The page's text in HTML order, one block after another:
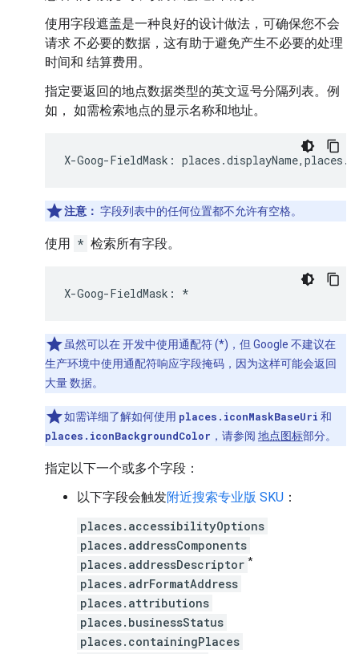
使用字段遮盖是一种良好的设计做法，可确保您不会
请求 不必要的数据，这有助于避免产生不必要的处理
时间和 结算费用。
指定要返回的地点数据类型的英文逗号分隔列表。例
如， 如需检索地点的显示名称和地址。
X-Goog-FieldMask : places .displayName, places .
注意： 字段列表中的任何位置都不允许有空格。
使用 * 检索所有字段。
X-Goog-FieldMask : *
虽然可以在 开发中使用通配符 (*)，但 Google 不建议在
生产环境中使用通配符响应字段掩码，因为这样可能会返回
大量 数据。
如需详细了解如何使用 places.iconMaskBaseUri 和
places.iconBackgroundColor ，请参阅 地点图标部分。
指定以下一个或多个字段：
以下字段会触发附近搜索专业版 SKU ：
places.accessibilityOptions
places.addressComponents
places.addressDescriptor *
places.adrFormatAddress
places.attributions
places.businessStatus
places.containingPlaces